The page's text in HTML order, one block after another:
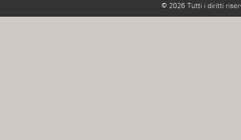
© 2026 Tutti i diritti